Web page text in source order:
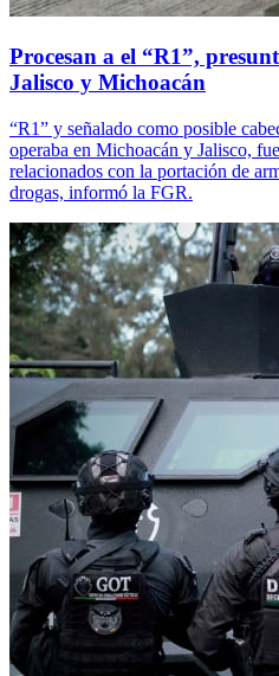
Procesan a el “R1”,
Jalisco y Michoacán
“R1” y señalado como posible
operaba en Michoacán y Jalisco,
relacionados con la portación de
drogas, informó la FGR.